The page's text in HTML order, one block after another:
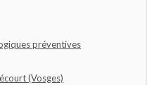
préventives
(Vosges)